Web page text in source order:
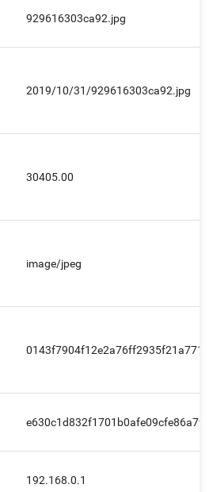
929616303ca92.jpg
2019/10/31/929616303ca92.jpg
30405.00
image/jpeg
192.168.0.1